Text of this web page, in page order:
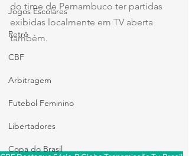
Jogos Escolares
Retrô
CBF
Arbitragem
Futebol Feminino
Libertadores
Copa do Brasil
do time de Pernambuco ter partidas
exibidas localmente em TV aberta
também.